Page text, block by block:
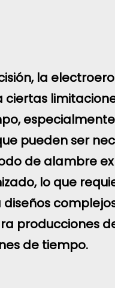
la
pueden ser
de alambre
lo que
producciones
de tiempo.